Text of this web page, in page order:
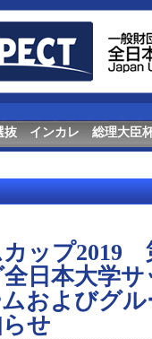
抜 インカレ 総理大臣
カップ2019
日本大学
およびグ
せ